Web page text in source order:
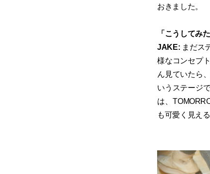
おきました。
「こうしてみ
JAKE: まだス
様なコンセプ
ん見ていたら
いうステージ
は、
も可愛く見え